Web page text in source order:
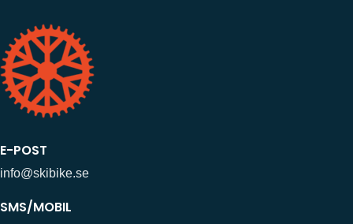
E-POST
info@skibike.se
SMS/MOBIL